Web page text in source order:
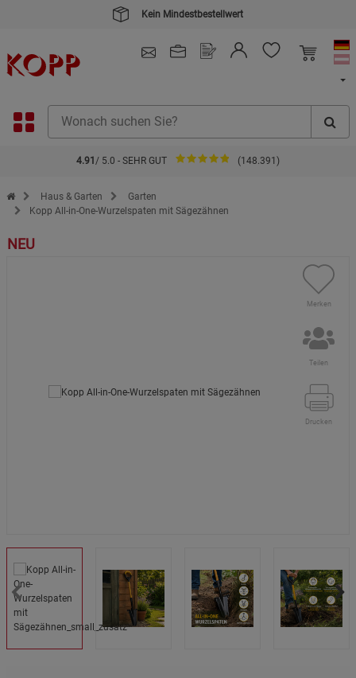
Kein Mindestbestellwert
4.91 / 5.0 - SEHR GUT (148.391)
Zur Startseite des Kopp Verlag Online-Shop
Haus & Garten
Garten
Kopp All-in-One-Wurzelspaten mit Sägezähnen
NEU
Merken
Teilen
Drucken